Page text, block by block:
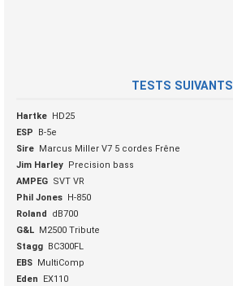
TESTS SUIVANTS
Hartke HD25
ESP
B-5e
Sire Marcus Miller V7 5 cordes Frêne
Jim Harley Precision bass
AMPEG SVT VR
Phil Jones H-850
Roland
dB700
G&L M2500 Tribute
Stagg BC300FL
EBS MultiComp
Eden
EX110